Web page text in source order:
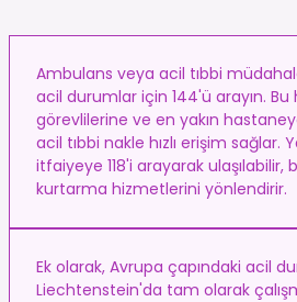
Ambulans veya acil tıbbi
acil durumlar için 144'ü arayın. Bu
görevlilerine ve en yakın
acil tıbbi nakle hızlı erişim sağlar.
itfaiyeye 118'i arayarak
kurtarma hizmetlerini yönlendirir.
Ek olarak, Avrupa çapındaki acil
Liechtenstein'da tam olarak